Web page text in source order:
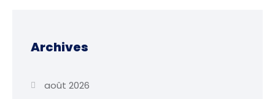
Archives
août 2026